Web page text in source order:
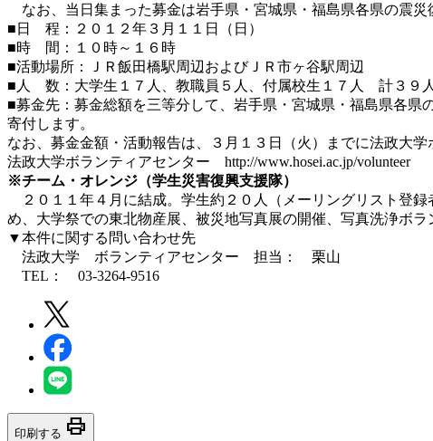
なお、当日集まった募金は岩手県・宮城県・福島県各県の震災
■日 程：２０１２年３月１１日（日）
■時 間：１０時～１６時
■活動場所：ＪＲ飯田橋駅周辺およびＪＲ市ヶ谷駅周辺
■人 数：大学生１７人、教職員５人、付属校生１７人 計３９人
■募金先：募金総額を三等分して、岩手県・宮城県・福島県各県
寄付します。
なお、募金金額・活動報告は、３月１３日（火）までに法政大
法政大学ボランティアセンター http://www.hosei.ac.jp/volunteer
※チーム・オレンジ（学生災害復興支援隊）
２０１１年４月に結成。学生約２０人（メーリングリスト登
め、大学祭での東北物産展、被災地写真展の開催、写真洗浄ボラ
▼本件に関する問い合わせ先
法政大学 ボランティアセンター 担当： 栗山
TEL： 03-3264-9516
印刷する print